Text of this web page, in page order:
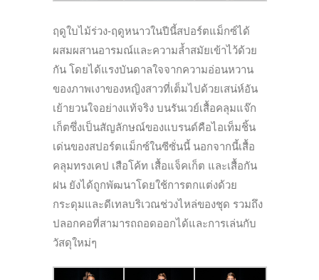
ฤดูใบไม้ร่วง-ฤดูหนาวในปีนี้สปอร์ตแม็กซ์ได้
ผสมผสานอารมณ์และความล้ำสมัยเข้าไว้ด้วย
กัน โดยได้แรงบันดาลใจจากความอ่อนหวาน
ของภาพเงาของหญิงสาวที่เต็มไปด้วยเสน่ห์อัน
เย้ายวนใจอย่างแท้จริง บนรันเวย์เสื้อคลุมแจ๊ก
เก็ตซึ่งเป็นสัญลักษณ์ของแบรนด์คือไอเท็มชิ้น
เด่นของสปอร์ตแม็กซ์ในซีซั่นนี้ นอกจากนี้เสื้อ
คลุมทรงเคป เสือโค้ท เสื้อแจ็คเก็ต และเสื้อกัน
ฝน ยังได้ถูกพัฒนาโดยใช้การตกแต่งด้วย
กระดุมและดีเทลบริเวณช่วงไหล่ของชุด รวมถึง
ปลอกคอที่สามารถถอดออกได้และการเล่นกับ
วัสดุใหม่ๆ